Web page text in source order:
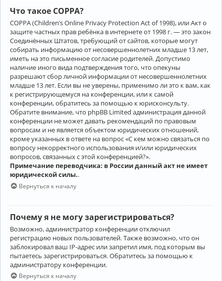
Что такое COPPA?
COPPA (Children’s Online Privacy Protection Act of 1998), или Акт о
защите частных прав ребёнка в интернете от 1998 г. — это закон
Соединённых Штатов, требующий от сайтов, которые могут
собирать информацию от несовершеннолетних младше 13 лет,
иметь на это письменное согласие родителей. Допустимо
наличие иного вида подтверждения того, что опекуны
разрешают сбор личной информации от несовершеннолетних
младше 13 лет. Если вы не уверены, применимо ли это к вам, как
к регистрирующемуся на конференции, или к самой
конференции, обратитесь за помощью к юрисконсульту.
Обратите внимание, что phpBB Limited администрация данной
конференции не может давать рекомендаций по правовым
вопросам и не является объектом юридических отношений,
кроме указанных в ответе на вопрос «С кем можно связаться по
вопросу некорректного использования и/или юридических
вопросов, связанных с этой конференцией?».
Примечание переводчика: в России данный акт не имеет
юридической силы..
Вернуться к началу
Почему я не могу зарегистрироваться?
Возможно, администратор конференции отключил
регистрацию новых пользователей. Также возможно, что он
заблокировал ваш IP-адрес или запретил имя, под которым вы
пытаетесь зарегистрироваться. Обратитесь за помощью к
администратору конференции.
Вернуться к началу